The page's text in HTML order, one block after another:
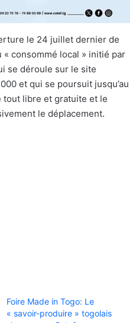
le 24 juillet dernier de
consommé local » initié par
se déroule sur le site
et qui se poursuit jusqu’au
tout libre et gratuite et le
le déplacement.
Foire Made in Togo: Le
« savoir-produire » togolais